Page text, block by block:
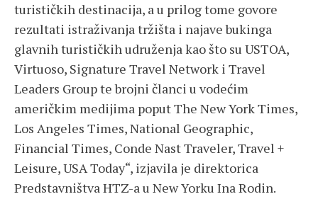
turističkih destinacija, a u prilog tome govore
rezultati istraživanja tržišta i najave bukinga
glavnih turističkih udruženja kao što su USTOA,
Virtuoso, Signature Travel Network i Travel
Leaders Group te brojni članci u vodećim
američkim medijima poput The New York Times,
Los Angeles Times, National Geographic,
Financial Times, Conde Nast Traveler, Travel +
Leisure, USA Today“, izjavila je direktorica
Predstavništva HTZ-a u New Yorku Ina Rodin.